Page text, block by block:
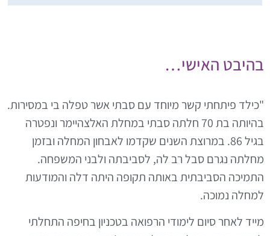
האישי…
פיתחתי קשר מיוחד עם סבתי אשר טפלה בי במסירות.
בהיותה בת 70 חלתה סבתי במחלת האלצהיימר ונפטרה
בגיל 86. במרוצת השנים שקדמו לאבחון המחלה ובזמן
נגרם סבל רב לה, לסביבתה ולבני המשפחה.
הסביבתית באותה תקופה היתה דלה והמודעות
נמוכה.
לאחר סיום לימודי הרפואה בטכניון בחיפה התחלתי